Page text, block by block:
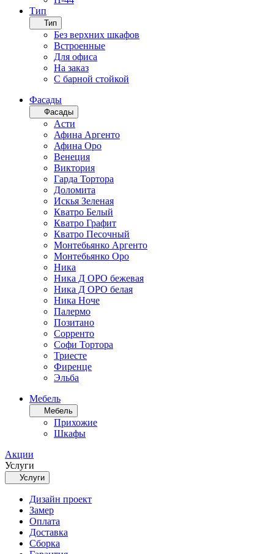
Тип
Тип
Без верхних шкафов
Встроенные
Для офиса
На заказ
С барной стойкой
Фасады
Фасады
Асти
Афина Аргенто
Афина Оро
Венеция
Виктория
Гарда Тортора
Доломита
Искья Зеленая
Кватро Белый
Кватро Графит
Кватро Песочный
Монтебьянко Аргенто
Монтебьянко Оро
Ника
Ника Д ОРО бежевая
Ника Д ОРО белая
Ника Ноче
Палермо
Позитано
Сорренто
Софи Тортора
Триесте
Фиренце
Эльба
Мебель
Мебель
Прихожие
Шкафы
Акции
Услуги
Услуги
Дизайн проект
Замер
Оплата
Доставка
Сборка